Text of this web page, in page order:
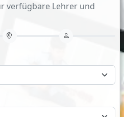
verfügbare Lehrer und